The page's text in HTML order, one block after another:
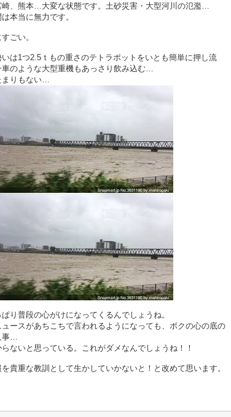
崎、熊本…大変な状態です。土砂災害・大型河川の氾濫…
本当に無力です。
ごい。
は1つ2.5ｔもの重さのテトラポットをいとも簡単に押し流
のような大型重機もあっさり飲み込む…
りもない…
り普段の心がけになってくるんでしょうね。
ュースがあちこちで言われるようになっても、ボクの心の底の
…
ないと思っている。これがダメなんでしょうね！！
貴重な教訓として生かしていかないと！と改めて思います。